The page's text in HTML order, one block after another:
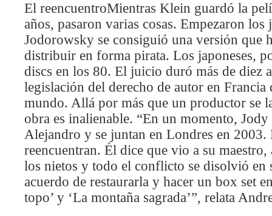
El reencuentroMientras Klein guardó la
años, pasaron varias cosas. Empezaron
Jodorowsky se consiguió una versión que
distribuir en forma pirata. Los japoneses,
discs en los 80. El juicio duró más de diez
legislación del derecho de autor en
mundo. Allá por más que un productor se
obra es inalienable. “En un momento,
Alejandro y se juntan en Londres en
reencuentran. Él dice que vio a su
los nietos y todo el conflicto se disolvió en
acuerdo de restaurarla y hacer un box set
topo’ y ‘La montaña sagrada’”, relata